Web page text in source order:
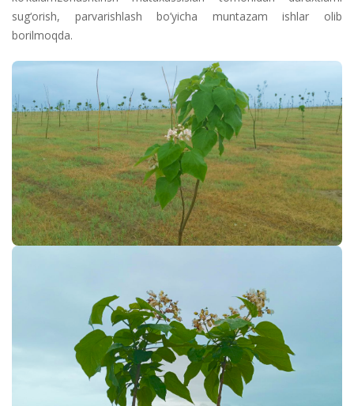
sug‘orish, parvarishlash bo’yicha muntazam ishlar olib
borilmoqda.